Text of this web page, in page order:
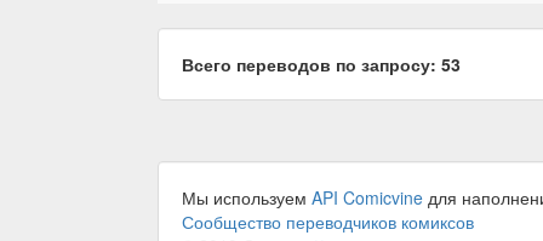
Всего переводов по запросу: 53
Мы используем API Comicvine для
Сообщество переводчиков комиксов